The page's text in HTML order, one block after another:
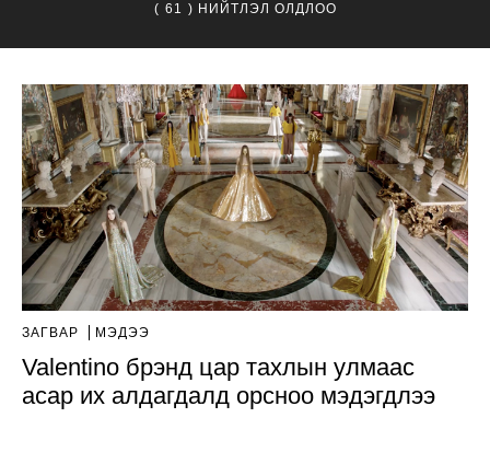
( 61 ) НИЙТЛЭЛ ОЛДЛОО
ЗАГВАР МЭДЭЭ
Valentino брэнд цар тахлын улмаас
асар их алдагдалд орсноо мэдэгдлээ